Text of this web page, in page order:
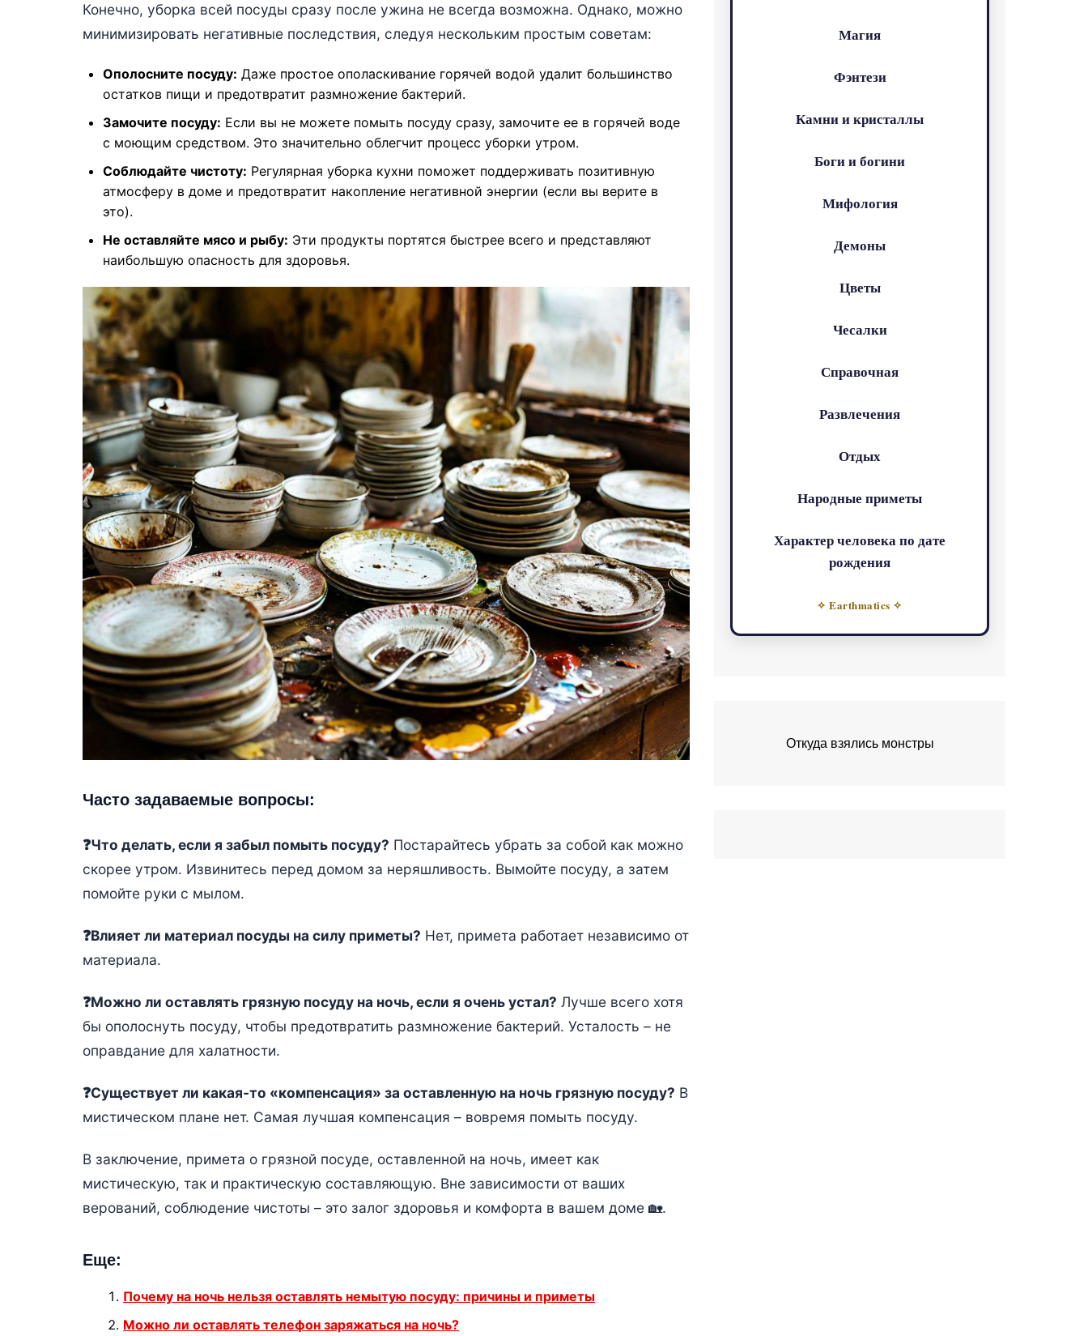
Конечно, уборка всей посуды сразу после ужина не всегда возможна. Однако, можно
минимизировать негативные последствия, следуя нескольким простым советам:
Ополосните посуду: Даже простое ополаскивание горячей водой удалит большинство
остатков пищи и предотвратит размножение бактерий.
Замочите посуду: Если вы не можете помыть посуду сразу, замочите ее в горячей воде
с моющим средством. Это значительно облегчит процесс уборки утром.
Соблюдайте чистоту: Регулярная уборка кухни поможет поддерживать позитивную
атмосферу в доме и предотвратит накопление негативной энергии (если вы верите в
это).
Не оставляйте мясо и рыбу: Эти продукты портятся быстрее всего и представляют
наибольшую опасность для здоровья.
Часто задаваемые вопросы:
❓Что делать, если я забыл помыть посуду? Постарайтесь убрать за собой как можно
скорее утром. Извинитесь перед домом за неряшливость. Вымойте посуду, а затем
помойте руки с мылом.
❓Влияет ли материал посуды на силу приметы? Нет, примета работает независимо от
материала.
❓Можно ли оставлять грязную посуду на ночь, если я очень устал? Лучше всего хотя
бы ополоснуть посуду, чтобы предотвратить размножение бактерий. Усталость – не
оправдание для халатности.
❓Существует ли какая-то «компенсация» за оставленную на ночь грязную посуду? В
мистическом плане нет. Самая лучшая компенсация – вовремя помыть посуду.
В заключение, примета о грязной посуде, оставленной на ночь, имеет как
мистическую, так и практическую составляющую. Вне зависимости от ваших
верований, соблюдение чистоты – это залог здоровья и комфорта в вашем доме 🏡.
Еще:
Почему на ночь нельзя оставлять немытую посуду: причины и приметы
Можно ли оставлять телефон заряжаться на ночь?
Магия
Фэнтези
Камни и кристаллы
Боги и богини
Мифология
Демоны
Цветы
Чесалки
Справочная
Развлечения
Отдых
Народные приметы
Характер человека по дате
рождения
✧ Earthmatics ✧
Откуда взялись монстры